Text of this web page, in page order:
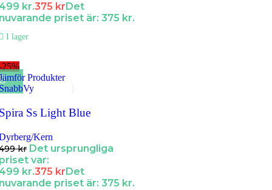
kr.375 krDet
priset är: 375 kr.
I lager
25%
Produkter
Ss Light Blue
Kern
kr Det ursprungliga
var:
kr.375 kr Det
priset är: 375 kr.